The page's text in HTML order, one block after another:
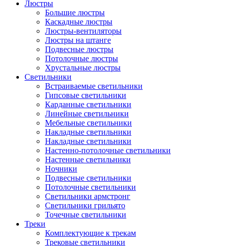
Люстры
Большие люстры
Каскадные люстры
Люстры-вентиляторы
Люстры на штанге
Подвесные люстры
Потолочные люстры
Хрустальные люстры
Светильники
Встраиваемые светильники
Гипсовые светильники
Карданные светильники
Линейные светильники
Мебельные светильники
Накладные светильники
Накладные светильники
Настенно-потолочные светильники
Настенные светильники
Ночники
Подвесные светильники
Потолочные светильники
Светильники армстронг
Светильники грильято
Точечные светильники
Треки
Комплектующие к трекам
Трековые светильники